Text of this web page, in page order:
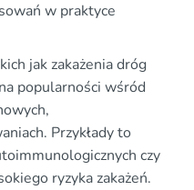
w praktyce
jak zakażenia dróg
popularności wśród
Przykłady to
czy
ryzyka zakażeń.